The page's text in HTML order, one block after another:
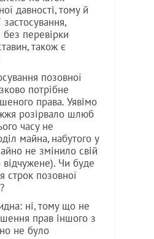
давності, тому й
застосування,
перевірки
також є
позовної
потрібне
права. Уявімо
розірвало шлюб
часу не
майна, набутого у
не змінило свій
відчужене). Чи буде
строк позовної
ні, тому що не
прав іншого з
не було